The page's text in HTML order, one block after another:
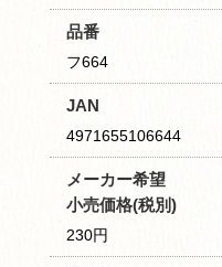
品番
フ664
JAN
4971655106644
メーカー希望
小売価格(税別)
230円